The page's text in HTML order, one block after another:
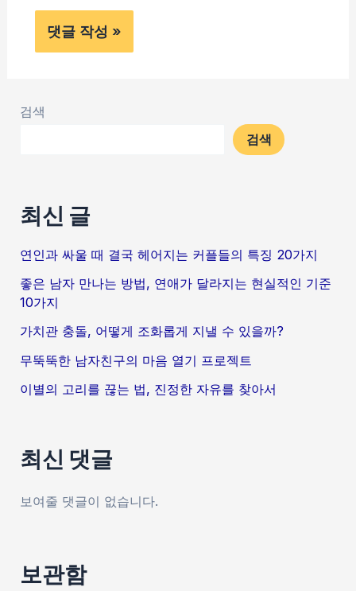
검색
검색
최신 글
연인과 싸울 때 결국 헤어지는 커플들의 특징 20가지
좋은 남자 만나는 방법, 연애가 달라지는 현실적인 기준
10가지
가치관 충돌, 어떻게 조화롭게 지낼 수 있을까?
무뚝뚝한 남자친구의 마음 열기 프로젝트
이별의 고리를 끊는 법, 진정한 자유를 찾아서
최신 댓글
보여줄 댓글이 없습니다.
보관함